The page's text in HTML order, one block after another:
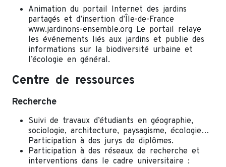
Animation du portail Internet des jardins
partagés et d’insertion d’Île-de-France
www.jardinons-ensemble.org Le portail relaye
les événements liés aux jardins et publie des
informations sur la biodiversité urbaine et
l’écologie en général.
Centre de ressources
Recherche
Suivi de travaux d’étudiants en géographie,
sociologie, architecture, paysagisme, écologie…
Participation à des jurys de diplômes.
Participation à des réseaux de recherche et
interventions dans le cadre universitaire :